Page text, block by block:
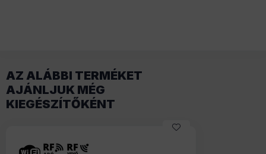
AZ ALÁBBI TERMÉKET
AJÁNLJUK MÉG
KIEGÉSZÍTŐKÉNT